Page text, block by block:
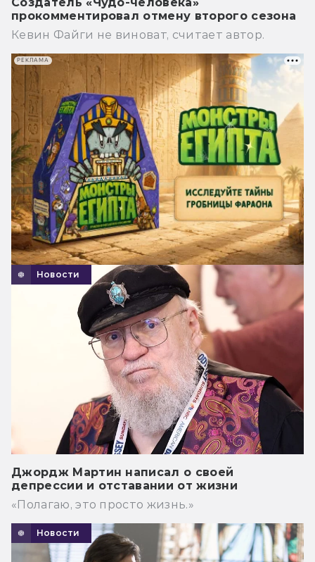
прокомментировал отмену второго сезона
Кевин Файги не виноват, считает автор.
Новости
Джордж Мартин написал о своей
депрессии и отставании от жизни
«Полагаю, это просто жизнь.»
Новости
РЕКЛАМА